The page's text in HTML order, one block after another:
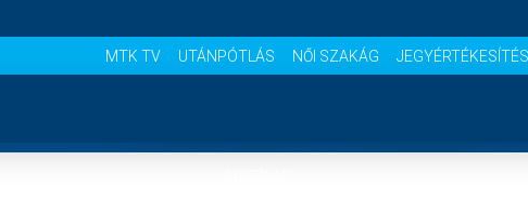
MTK TV UTÁNPÓTLÁS NŐI SZAKÁG JEGYÉRTÉKESÍTÉS